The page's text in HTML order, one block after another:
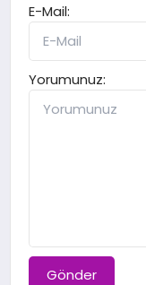
E-Mail:
Yorumunuz:
Gönder